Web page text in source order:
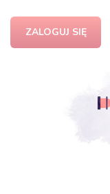
ZALOGUJ SIĘ